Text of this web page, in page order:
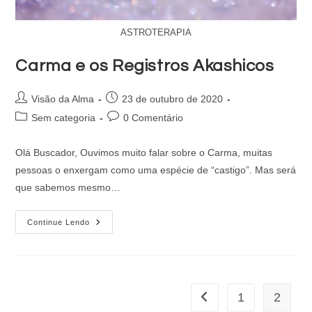
ASTROTERAPIA
Carma e os Registros Akashicos
Visão da Alma
23 de outubro de 2020
Sem categoria
0 Comentário
Olá Buscador, Ouvimos muito falar sobre o Carma, muitas
pessoas o enxergam como uma espécie de “castigo”. Mas será
que sabemos mesmo…
Continue Lendo
1 2